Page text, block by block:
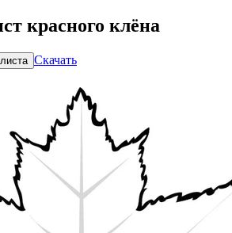
красного клёна
Скачать